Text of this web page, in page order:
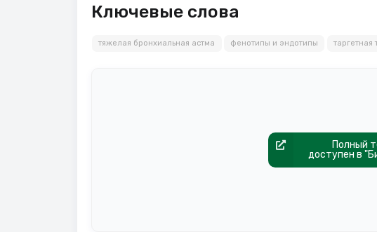
Ключевые слова
тяжелая бронхиальная астма фенотипы и эндотипы таргетная
Полный
доступен в